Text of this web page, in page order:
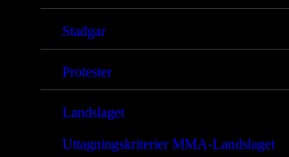
Stadgar
Protester
Landslaget
Uttagningskriterier MMA-Landslaget